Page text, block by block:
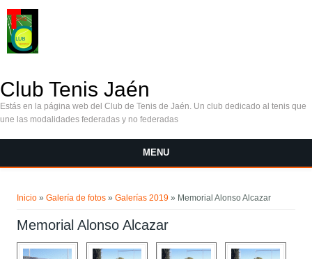
Club Tenis Jaén
Estás en la página web del Club de Tenis de Jaén. Un club dedicado al tenis que
une las modalidades federadas y no federadas
MENU
Inicio »Galería de fotos »Galerías 2019 » Memorial Alonso Alcazar
Memorial Alonso Alcazar